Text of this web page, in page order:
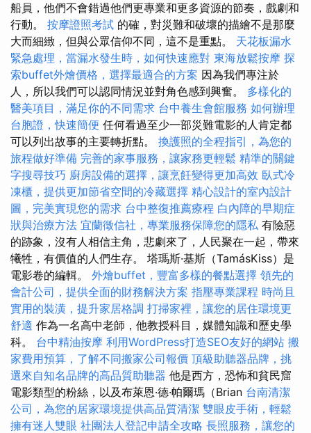
船員，他們不會錯過他們更專業和更多資源的節奏，戲劇和
行動。 按摩證照考試 的確，對災難和破壞的描繪不是那麼
大而細緻，但與公眾信仰不同，這不是重點。 天花板漏水
緊急處理，當漏水發生時，如何快速應對 東海放鬆按摩 探
索buffet外燴價格，選擇最適合的方案 因為我們專注於
人，所以我們可以認同情況並對角色感到興奮。 多樣化的
醫美項目，滿足你的不同需求 台中養生會館服務 如何辦理
台胞證，快速簡便 任何看過至少一部災難電影的人肯定都
可以列出故事的主要轉折點。 換護照的全程指引，為您的
旅程做好準備 完善的家事服務，讓家務更輕鬆 精準的關鍵
字搜尋技巧 廚房設備的選擇，讓烹飪變得更加高效 臥式冷
凍櫃，提供更加節省空間的冷藏選擇 精心設計的室內設計
圖，完美實現您的需求 台中整復推薦療程 白內障的早期症
狀與治療方法 宜蘭徵信社，專業服務保障您的隱私 有險惡
的跡象，沒有人相信主角，悲劇來了，人民聚在一起，帶來
犧牲，有價值的人們生存。 塔瑪斯·基斯（TamásKiss）是
電影卷的編輯。 外燴buffet，豐富多樣的餐點選擇 領先的
會計公司，提供全面的財務解決方案 指壓專業課程 時尚且
實用的裝潢，提升家居格調 打掃家裡，讓您的居住環境更
舒適 作為一名高中老師，他教授科目，媒體知識和歷史學
科。 台中精油按摩 利用WordPress打造SEO友好的網站 搬
家費用預算，了解不同搬家公司報價 頂級助聽器品牌，挑
選來自知名品牌的高品質助聽器 他是西方，恐怖和貧民窟
電影類型的粉絲，以及布萊恩·德·帕爾瑪（Brian 台南清潔
公司，為您的居家環境提供高品質清潔 雙眼皮手術，輕鬆
擁有迷人雙眼 社團法人登記申請全攻略 長照服務，讓您的